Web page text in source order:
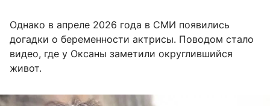
Однако в апреле 2026 года в СМИ появились
догадки о беременности актрисы. Поводом стало
видео, где у Оксаны заметили округлившийся
живот.